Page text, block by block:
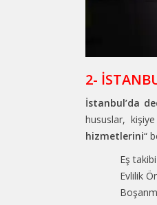
2-
İstanbul’da
hususlar,
hizmetlerini“
Eş
Evlilik